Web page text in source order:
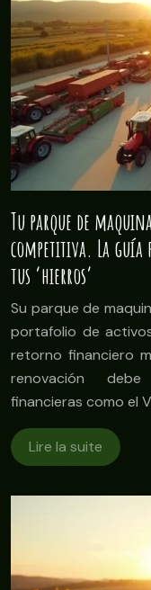
Tu parque de
competitiva. La
tus ‘hierros’
Su parque de
portafolio de
retorno financiero
renovación
financieras como el
Lire la suite